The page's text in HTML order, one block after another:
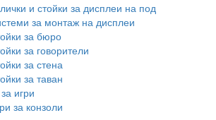
и стойки за дисплеи на под
за монтаж на дисплеи
за бюро
за говорители
за стена
за таван
игри
за конзоли